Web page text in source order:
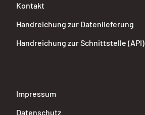
Kontakt
Handreichung zur Datenlieferung
Handreichung zur Schnittstelle (API)
Impressum
Datenschutz